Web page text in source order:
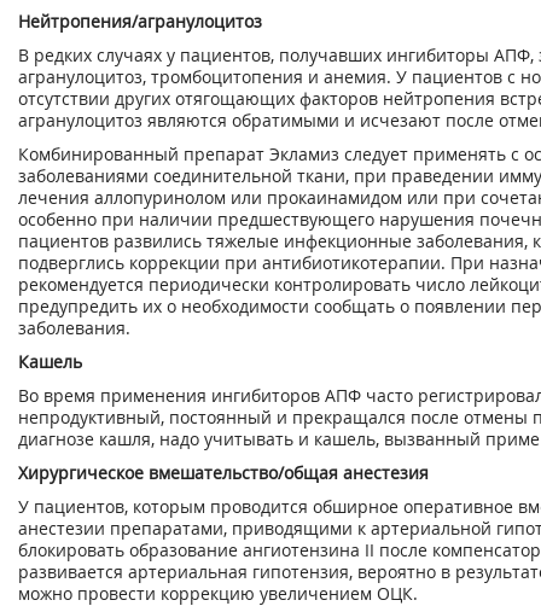
Нейтропения/агранулоцитоз
В редких случаях у пациентов, получавших ингибиторы
агранулоцитоз, тромбоцитопения и анемия. У пациентов с
отсутствии других отягощающих факторов нейтропения
агранулоцитоз являются обратимыми и исчезают после
Комбинированный препарат Экламиз следует применять с
заболеваниями соединительной ткани, при праведении
лечения аллопуринолом или прокаинамидом или при
особенно при наличии предшествующего нарушения
пациентов развились тяжелые инфекционные заболевания,
подверглись коррекции при антибиотикотерапии. При
рекомендуется периодически контролировать число
предупредить их о необходимости сообщать о появлении
заболевания.
Кашель
Во время применения ингибиторов АПФ часто
непродуктивный, постоянный и прекращался после
диагнозе кашля, надо учитывать и кашель, вызванный
Хирургическое вмешательство/общая анестезия
У пациентов, которым проводится обширное оперативное
анестезии препаратами, приводящими к артериальной
блокировать образование ангиотензина II после
развивается артериальная гипотензия, вероятно в
можно провести коррекцию увеличением ОЦК.